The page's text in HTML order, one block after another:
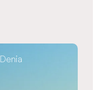
Denia